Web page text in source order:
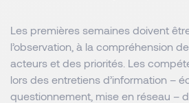
Les premières semaines doivent
l’observation, à la compréhension
acteurs et des priorités. Les
lors des entretiens d’information –
questionnement, mise en réseau –